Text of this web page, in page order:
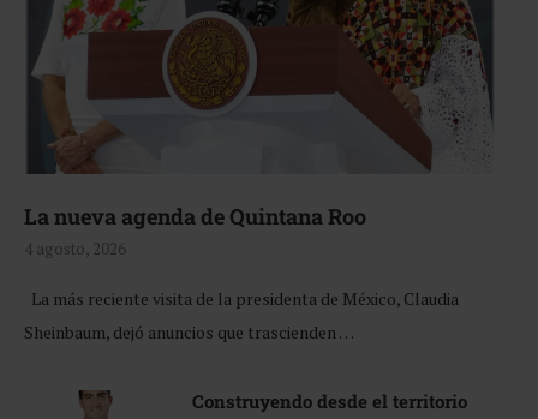
La nueva agenda de Quintana Roo
4 agosto, 2026
La más reciente visita de la presidenta de México, Claudia
Sheinbaum, dejó anuncios que trascienden …
Construyendo desde el territorio